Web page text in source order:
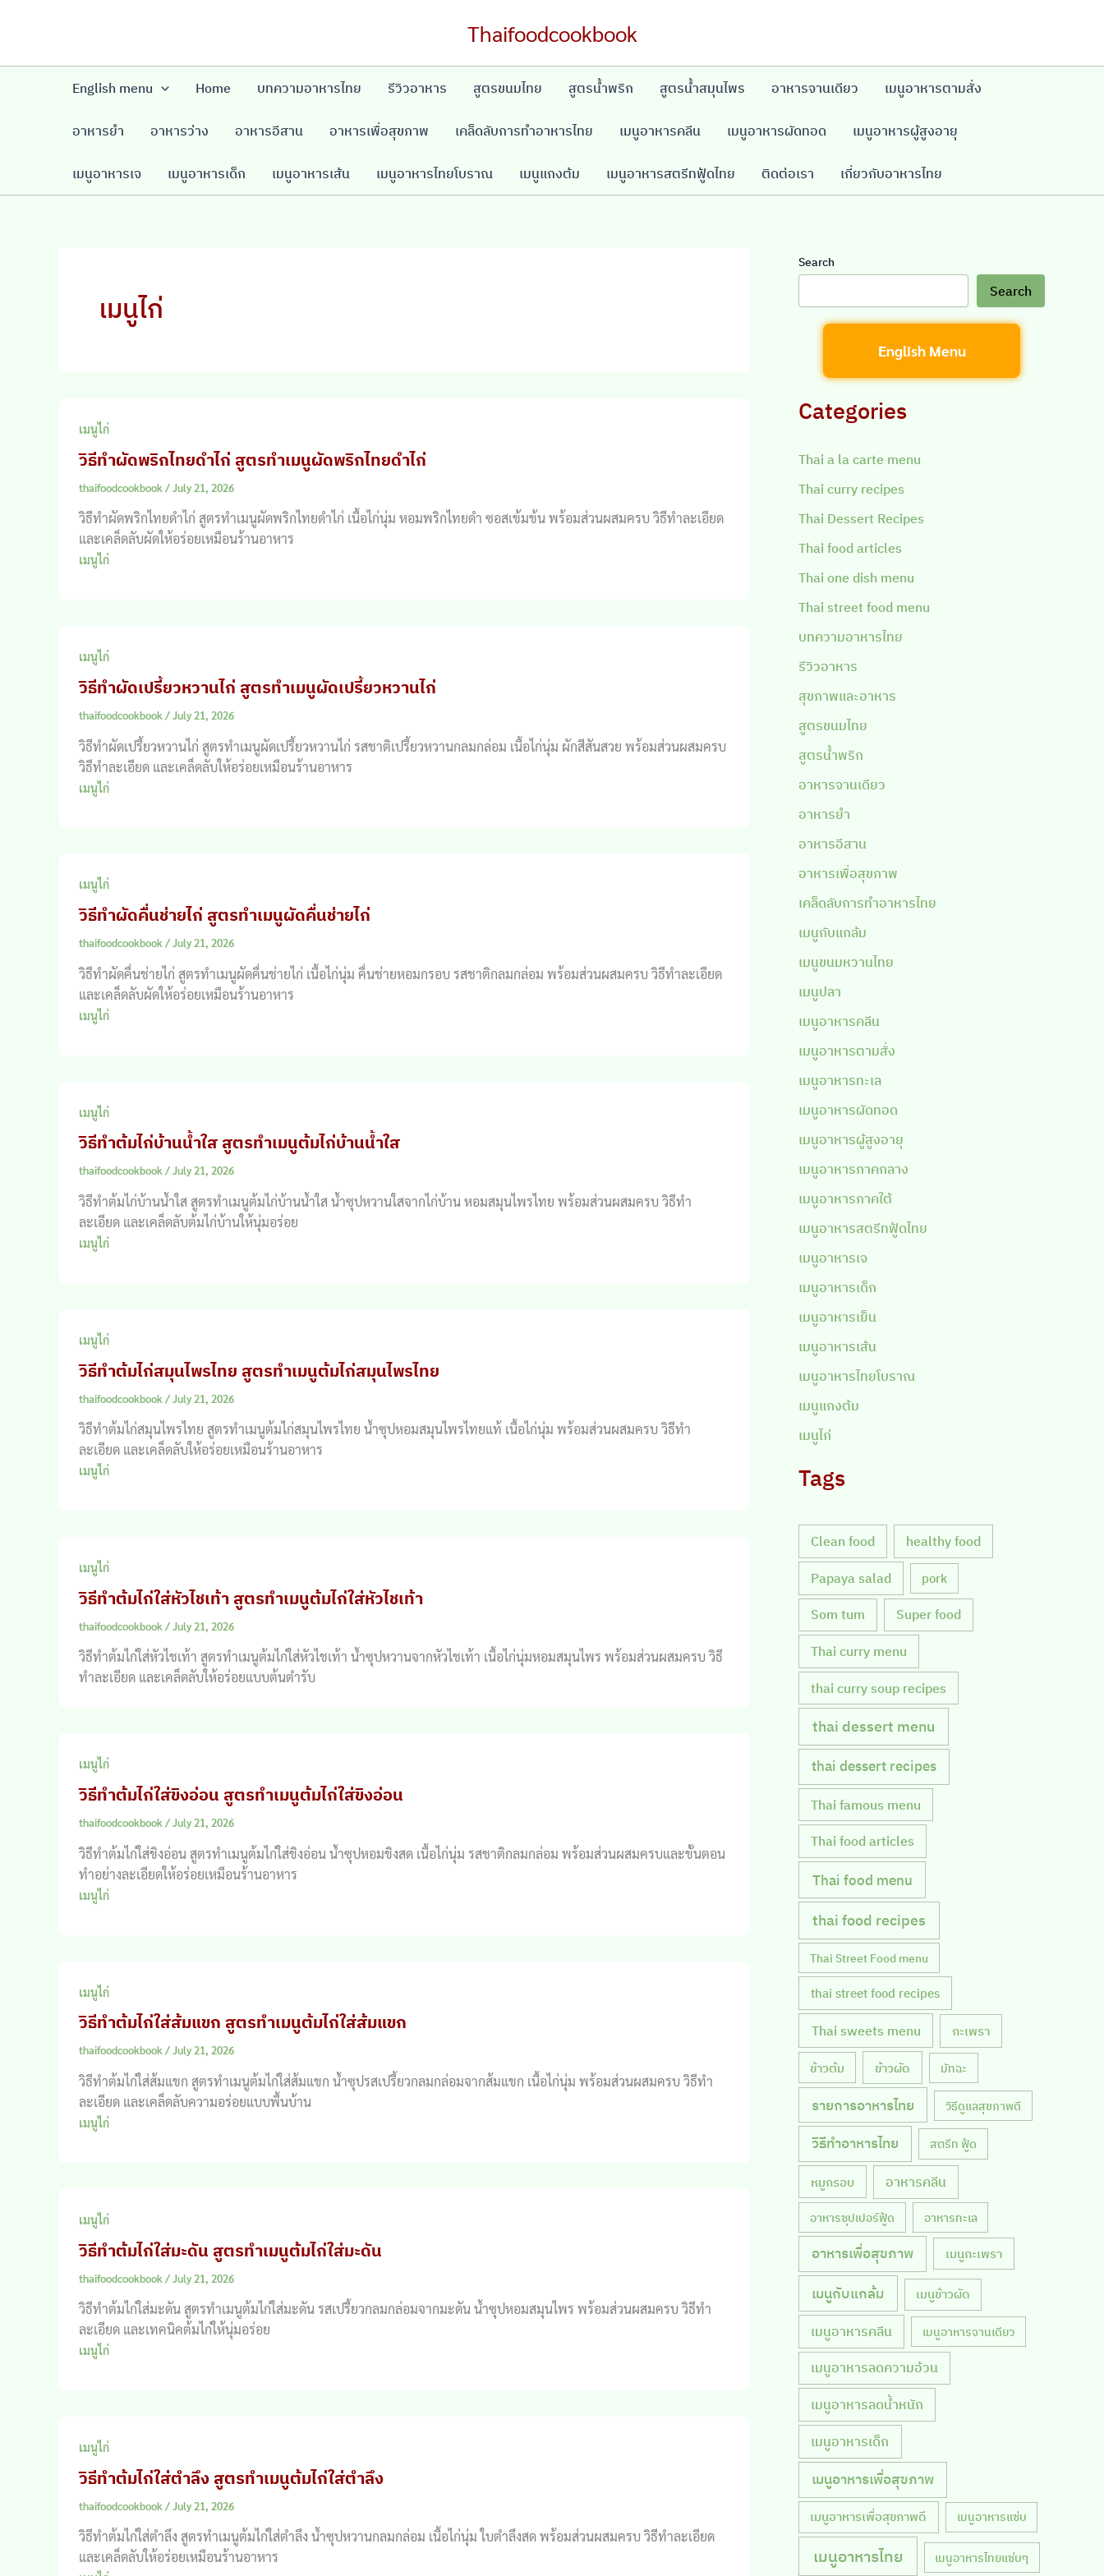
Thaifoodcookbook
English menu Home บทความอาหารไทย รีวิวอาหาร สูตรขนมไทย สูตรน้ำพริก สูตรน้ำสมุนไพร อาหารจานเดียว เมนูอาหารตามสั่ง
อาหารยำ อาหารว่าง อาหารอีสาน อาหารเพื่อสุขภาพ เคล็ดลับการทำอาหารไทย เมนูอาหารคลีน เมนูอาหารผัดทอด เมนูอาหารผู้สูงอายุ
เมนูอาหารเจ เมนูอาหารเด็ก เมนูอาหารเส้น เมนูอาหารไทยโบราณ เมนูแกงต้ม เมนูอาหารสตรีทฟู้ดไทย ติดต่อเรา เกี่ยวกับอาหารไทย
เมนูไก่
เมนูไก่
วิธีทำผัดพริกไทยดำไก่ สูตรทำเมนูผัดพริกไทยดำไก่
thaifoodcookbook /July 21, 2026
วิธีทำผัดพริกไทยดำไก่ สูตรทำเมนูผัดพริกไทยดำไก่ เนื้อไก่นุ่ม หอมพริกไทยดำ ซอสเข้มข้น พร้อมส่วนผสมครบ วิธีทำละเอียด
และเคล็ดลับผัดให้อร่อยเหมือนร้านอาหาร
เมนูไก่
เมนูไก่
วิธีทำผัดเปรี้ยวหวานไก่ สูตรทำเมนูผัดเปรี้ยวหวานไก่
thaifoodcookbook /July 21, 2026
วิธีทำผัดเปรี้ยวหวานไก่ สูตรทำเมนูผัดเปรี้ยวหวานไก่ รสชาติเปรี้ยวหวานกลมกล่อม เนื้อไก่นุ่ม ผักสีสันสวย พร้อมส่วนผสมครบ
วิธีทำละเอียด และเคล็ดลับให้อร่อยเหมือนร้านอาหาร
เมนูไก่
เมนูไก่
วิธีทำผัดคื่นช่ายไก่ สูตรทำเมนูผัดคื่นช่ายไก่
thaifoodcookbook /July 21, 2026
วิธีทำผัดคื่นช่ายไก่ สูตรทำเมนูผัดคื่นช่ายไก่ เนื้อไก่นุ่ม คื่นช่ายหอมกรอบ รสชาติกลมกล่อม พร้อมส่วนผสมครบ วิธีทำละเอียด
และเคล็ดลับผัดให้อร่อยเหมือนร้านอาหาร
เมนูไก่
เมนูไก่
วิธีทำต้มไก่บ้านน้ำใส สูตรทำเมนูต้มไก่บ้านน้ำใส
thaifoodcookbook /July 21, 2026
วิธีทำต้มไก่บ้านน้ำใส สูตรทำเมนูต้มไก่บ้านน้ำใส น้ำซุปหวานใสจากไก่บ้าน หอมสมุนไพรไทย พร้อมส่วนผสมครบ วิธีทำ
ละเอียด และเคล็ดลับต้มไก่บ้านให้นุ่มอร่อย
เมนูไก่
เมนูไก่
วิธีทำต้มไก่สมุนไพรไทย สูตรทำเมนูต้มไก่สมุนไพรไทย
thaifoodcookbook /July 21, 2026
วิธีทำต้มไก่สมุนไพรไทย สูตรทำเมนูต้มไก่สมุนไพรไทย น้ำซุปหอมสมุนไพรไทยแท้ เนื้อไก่นุ่ม พร้อมส่วนผสมครบ วิธีทำ
ละเอียด และเคล็ดลับให้อร่อยเหมือนร้านอาหาร
เมนูไก่
เมนูไก่
วิธีทำต้มไก่ใส่หัวไชเท้า สูตรทำเมนูต้มไก่ใส่หัวไชเท้า
thaifoodcookbook /July 21, 2026
วิธีทำต้มไก่ใส่หัวไชเท้า สูตรทำเมนูต้มไก่ใส่หัวไชเท้า น้ำซุปหวานจากหัวไชเท้า เนื้อไก่นุ่มหอมสมุนไพร พร้อมส่วนผสมครบ วิธี
ทำละเอียด และเคล็ดลับให้อร่อยแบบต้นตำรับ
เมนูไก่
วิธีทำต้มไก่ใส่ขิงอ่อน สูตรทำเมนูต้มไก่ใส่ขิงอ่อน
thaifoodcookbook /July 21, 2026
วิธีทำต้มไก่ใส่ขิงอ่อน สูตรทำเมนูต้มไก่ใส่ขิงอ่อน น้ำซุปหอมขิงสด เนื้อไก่นุ่ม รสชาติกลมกล่อม พร้อมส่วนผสมครบและขั้นตอน
ทำอย่างละเอียดให้อร่อยเหมือนร้านอาหาร
เมนูไก่
เมนูไก่
วิธีทำต้มไก่ใส่ส้มแขก สูตรทำเมนูต้มไก่ใส่ส้มแขก
thaifoodcookbook /July 21, 2026
วิธีทำต้มไก่ใส่ส้มแขก สูตรทำเมนูต้มไก่ใส่ส้มแขก น้ำซุปรสเปรี้ยวกลมกล่อมจากส้มแขก เนื้อไก่นุ่ม พร้อมส่วนผสมครบ วิธีทำ
ละเอียด และเคล็ดลับความอร่อยแบบพื้นบ้าน
เมนูไก่
เมนูไก่
วิธีทำต้มไก่ใส่มะดัน สูตรทำเมนูต้มไก่ใส่มะดัน
thaifoodcookbook /July 21, 2026
วิธีทำต้มไก่ใส่มะดัน สูตรทำเมนูต้มไก่ใส่มะดัน รสเปรี้ยวกลมกล่อมจากมะดัน น้ำซุปหอมสมุนไพร พร้อมส่วนผสมครบ วิธีทำ
ละเอียด และเทคนิคต้มไก่ให้นุ่มอร่อย
เมนูไก่
เมนูไก่
วิธีทำต้มไก่ใส่ตำลึง สูตรทำเมนูต้มไก่ใส่ตำลึง
thaifoodcookbook /July 21, 2026
วิธีทำต้มไก่ใส่ตำลึง สูตรทำเมนูต้มไก่ใส่ตำลึง น้ำซุปหวานกลมกล่อม เนื้อไก่นุ่ม ใบตำลึงสด พร้อมส่วนผสมครบ วิธีทำละเอียด
และเคล็ดลับให้อร่อยเหมือนร้านอาหาร
Search
Search
English Menu
Categories
Thai a la carte menu
Thai curry recipes
Thai Dessert Recipes
Thai food articles
Thai one dish menu
Thai street food menu
บทความอาหารไทย
รีวิวอาหาร
สุขภาพและอาหาร
สูตรขนมไทย
สูตรน้ำพริก
อาหารจานเดียว
อาหารยำ
อาหารอีสาน
อาหารเพื่อสุขภาพ
เคล็ดลับการทำอาหารไทย
เมนูกับแกล้ม
เมนูขนมหวานไทย
เมนูปลา
เมนูอาหารคลีน
เมนูอาหารตามสั่ง
เมนูอาหารทะเล
เมนูอาหารผัดทอด
เมนูอาหารผู้สูงอายุ
เมนูอาหารภาคกลาง
เมนูอาหารภาคใต้
เมนูอาหารสตรีทฟู้ดไทย
เมนูอาหารเจ
เมนูอาหารเด็ก
เมนูอาหารเย็น
เมนูอาหารเส้น
เมนูอาหารไทยโบราณ
เมนูแกงต้ม
เมนูไก่
Tags
Clean food healthy food
Papaya salad pork
Som tum Super food
Thai curry menu
thai curry soup recipes
thai dessert menu
thai dessert recipes
Thai famous menu
Thai food articles
Thai food menu
thai food recipes
Thai Street Food menu
thai street food recipes
Thai sweets menu กะเพรา
ข้าวต้ม ข้าวผัด มัทฉะ
รายการอาหารไทย วิธีดูแลสุขภาพดี
วิธีทำอาหารไทย สตรีท ฟู้ด
หมูกรอบ อาหารคลีน
อาหารซุปเปอร์ฟู้ด อาหารทะเล
อาหารเพื่อสุขภาพ เมนูกะเพรา
เมนูกับแกล้ม เมนูข้าวผัด
เมนูอาหารคลีน เมนูอาหารจานเดียว
เมนูอาหารลดความอ้วน
เมนูอาหารลดน้ำหนัก
เมนูอาหารเด็ก
เมนูอาหารเพื่อสุขภาพ
เมนูอาหารเพื่อสุขภาพดี เมนูอาหารแซ่บ
เมนูอาหารไทย เมนูอาหารไทยแซ่บๆ